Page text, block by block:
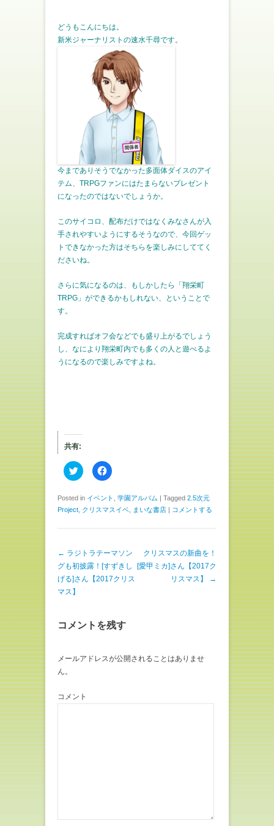
どうもこんにちは。
新米ジャーナリストの速水千尋です。
今までありそうでなかった多面体ダイスのアイ
テム、TRPGファンにはたまらないプレゼント
になったのではないでしょうか。
このサイコロ、配布だけではなくみなさんが入
手されやすいようにするそうなので、今回ゲッ
トできなかった方はそちらを楽しみにしててく
ださいね。
さらに気になるのは、もしかしたら「翔栄町
TRPG」ができるかもしれない、ということで
す。
完成すればオフ会などでも盛り上がるでしょう
し、なにより翔栄町内でも多くの人と遊べるよ
うになるので楽しみですよね。
共有:
ク
リ
し
て
T
i
e
r
で
共
有
ィ
ン
開
F
a
b
o
o
で
す
る
に
は
ク
く
だ
新
ド
Posted in イベント 学園アルバム | Tagged 2.5次元
Project クリスマスイベ まいな書店 | コメントする
投稿ナビゲーション
← ラジトラテーマソン
グも初披露！[すずきし
げる]さん【2017クリス
マス】
クリスマスの新曲を！
[愛甲ミカ]さん【2017ク
リスマス】
→
コメントを残す
メールアドレスが公開されることはありませ
ん。
コメント